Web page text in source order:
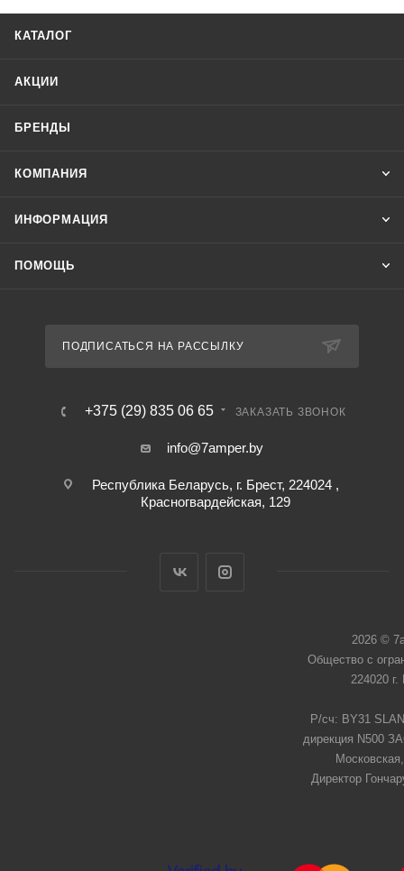
КАТАЛОГ
АКЦИИ
БРЕНДЫ
КОМПАНИЯ
ИНФОРМАЦИЯ
ПОМОЩЬ
ПОДПИСАТЬСЯ НА РАССЫЛКУ
+375 (29) 835 06 65 ЗАКАЗАТЬ ЗВОНОК
info@7amper.by
Республика Беларусь, г. Брест, 224024 ,
Красногвардейская, 129
2026 ©
Общество с
224020
Р/сч: BY31
дирекция N500
Директор